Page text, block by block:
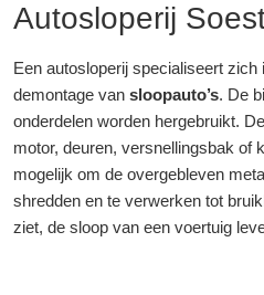
Autosloperij
Een autosloperij specialiseert zich
demontage van sloopauto’s. De
onderdelen worden hergebruikt.
motor, deuren, versnellingsbak of
mogelijk om de overgebleven
shredden en te verwerken tot
ziet, de sloop van een voertuig